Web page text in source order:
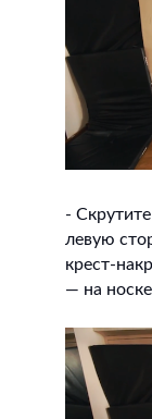
-
левую
крест-
— на